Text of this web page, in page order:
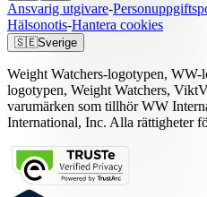
Ansvarig utgivare-
Hälsonotis-Hantera cookies
🇸🇪Sverige
Weight Watchers-logotypen,
logotypen, Weight Watchers,
varumärken som tillhör WW
International, Inc. Alla rättigheter